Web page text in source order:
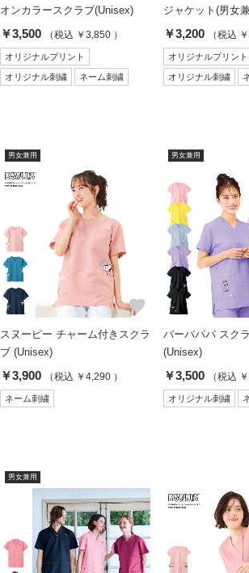
オンカラースクラブ(Unisex)
￥3,500 （税込 ￥3,850 ）
オリジナルプリント
オリジナル刺繍 ネーム刺繍
ジャケット(男女
￥3,200 （税込
オリジナルプリント
オリジナル刺繍
男女兼用
favorite
スヌーピー チャーム付きスクラ
ブ (Unisex)
￥3,900 （税込 ￥4,290 ）
ネーム刺繍
男女兼用
バーバパパ スク
(Unisex)
￥3,500 （税込
オリジナル刺繍
男女兼用